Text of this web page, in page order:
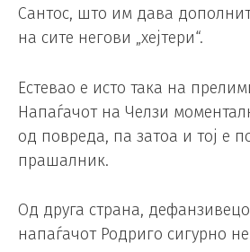
Сантос, што им дава
на сите негови „хејтери“.
Естевао е исто така на
Напаѓачот на Челзи
од повреда, па затоа и тој е
прашалник.
Од друга страна,
напаѓачот Родриго сигурно